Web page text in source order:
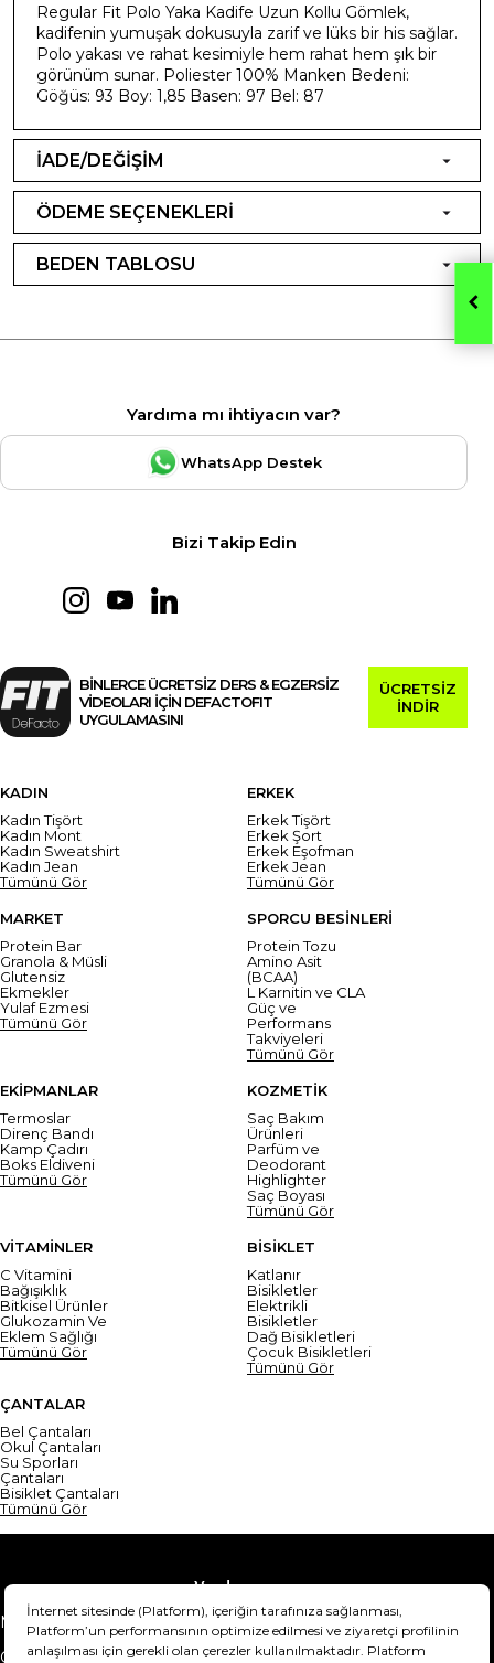
Regular Fit Polo Yaka Kadife Uzun Kollu Gömlek,
kadifenin yumuşak dokusuyla zarif ve lüks bir his sağlar.
Polo yakası ve rahat kesimiyle hem rahat hem şık bir
görünüm sunar. Poliester 100% Manken Bedeni:
Göğüs: 93 Boy: 1,85 Basen: 97 Bel: 87
İADE/DEĞİŞİM
ÖDEME SEÇENEKLERİ
BEDEN TABLOSU
Yardıma mı ihtiyacın var?
WhatsApp Destek
Bizi Takip Edin
BİNLERCE ÜCRETSİZ DERS & EGZERSİZ
VİDEOLARI İÇİN DEFACTOFIT
UYGULAMASINI
ÜCRETSİZ
İNDİR
KADIN
Kadın Tişört
Kadın Mont
Kadın Sweatshirt
Kadın Jean
Tümünü Gör
ERKEK
Erkek Tişört
Erkek Şort
Erkek Eşofman
Erkek Jean
Tümünü Gör
MARKET
Protein Bar
Granola & Müsli
Glutensiz
Ekmekler
Yulaf Ezmesi
Tümünü Gör
SPORCU BESİNLERİ
Protein Tozu
Amino Asit
(BCAA)
L Karnitin ve CLA
Güç ve
Performans
Takviyeleri
Tümünü Gör
EKİPMANLAR
Termoslar
Direnç Bandı
Kamp Çadırı
Boks Eldiveni
Tümünü Gör
KOZMETİK
Saç Bakım
Ürünleri
Parfüm ve
Deodorant
Highlighter
Saç Boyası
Tümünü Gör
VİTAMİNLER
C Vitamini
Bağışıklık
Bitkisel Ürünler
Glukozamin Ve
Eklem Sağlığı
Tümünü Gör
BİSİKLET
Katlanır
Bisikletler
Elektrikli
Bisikletler
Dağ Bisikletleri
Çocuk Bisikletleri
Tümünü Gör
ÇANTALAR
Bel Çantaları
Okul Çantaları
Su Sporları
Çantaları
Bisiklet Çantaları
Tümünü Gör
Yardım
Mesafeli Satış Sözleşmesi
Teslimat Bilgisi
Gizlilik Sözleşmesi
Şartlar & Koşullar